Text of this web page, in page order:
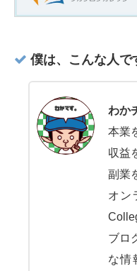
僕は、こんな人で
わか
本業
収益
副業
オン
ブロ
な情